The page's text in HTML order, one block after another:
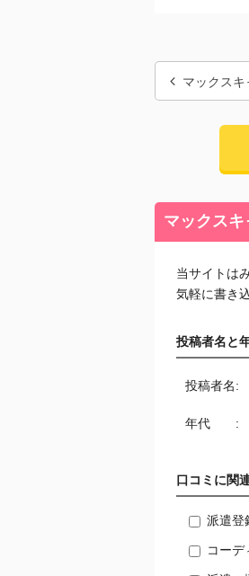
マックス
マックス
当サイトは
気軽に書き
投稿者名と
投稿者名:
年代 :
口コミに関
派遣登
コーデ